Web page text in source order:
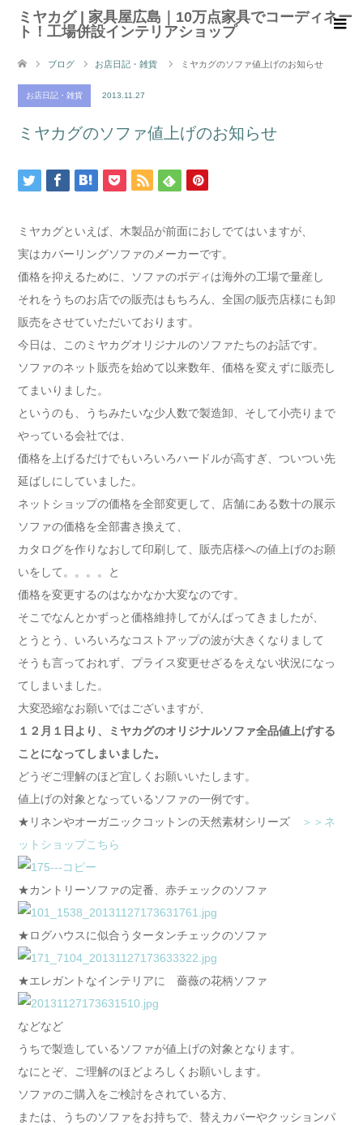
ミヤカグ | 家具屋広島｜10万点家具でコーディネー
ト！工場併設インテリアショップ
ブログ お店日記・雑貨 ミヤカグのソファ値上げのお知らせ
お店日記・雑貨 2013.11.27
ミヤカグのソファ値上げのお知らせ
ミヤカグといえば、木製品が前面におしでてはいますが、
実はカバーリングソファのメーカーです。
価格を抑えるために、ソファのボディは海外の工場で量産し
それをうちのお店での販売はもちろん、全国の販売店様にも卸
販売をさせていただいております。
今日は、このミヤカグオリジナルのソファたちのお話です。
ソファのネット販売を始めて以来数年、価格を変えずに販売し
てまいりました。
というのも、うちみたいな少人数で製造卸、そして小売りまで
やっている会社では、
価格を上げるだけでもいろいろハードルが高すぎ、ついつい先
延ばしにしていました。
ネットショップの価格を全部変更して、店舗にある数十の展示
ソファの価格を全部書き換えて、
カタログを作りなおして印刷して、販売店様への値上げのお願
いをして。。。。と
価格を変更するのはなかなか大変なのです。
そこでなんとかずっと価格維持してがんばってきましたが、
とうとう、いろいろなコストアップの波が大きくなりまして
そうも言っておれず、プライス変更せざるをえない状況になっ
てしまいました。
大変恐縮なお願いではございますが、
１２月１日より、ミヤカグのオリジナルソファ全品値上げする
ことになってしまいました。
どうぞご理解のほど宜しくお願いいたします。
値上げの対象となっているソファの一例です。
★リネンやオーガニックコットンの天然素材シリーズ
＞＞ネ
ットショップこちら
★カントリーソファの定番、赤チェックのソファ
★ログハウスに似合うタータンチェックのソファ
★エレガントなインテリアに 薔薇の花柄ソファ
などなど
うちで製造しているソファが値上げの対象となります。
なにとぞ、ご理解のほどよろしくお願いします。
ソファのご購入をご検討をされている方、
または、うちのソファをお持ちで、替えカバーやクッションパ